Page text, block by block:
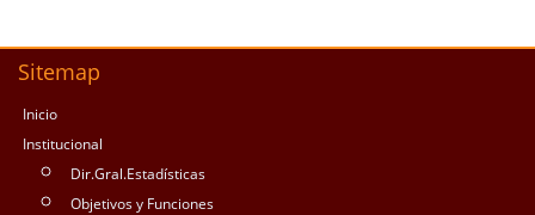
Sitemap
Inicio
Institucional
Dir.Gral.Estadísticas
Objetivos y Funciones